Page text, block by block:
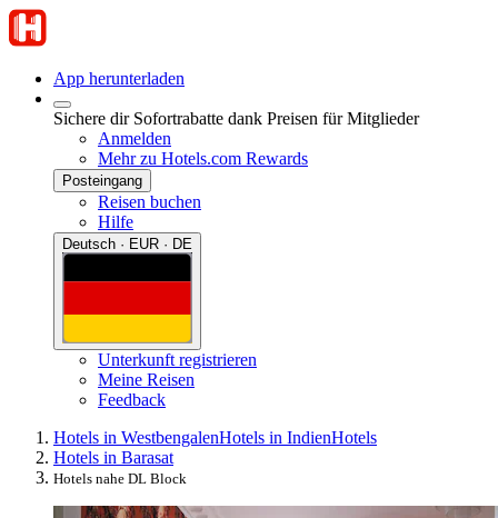
App herunterladen
Sichere dir Sofortrabatte dank Preisen für Mitglieder
Anmelden
Mehr zu Hotels.com Rewards
Posteingang
Reisen buchen
Hilfe
Deutsch · EUR · DE
Unterkunft registrieren
Meine Reisen
Feedback
Hotels in WestbengalenHotels in IndienHotels
Hotels in Barasat
Hotels nahe DL Block